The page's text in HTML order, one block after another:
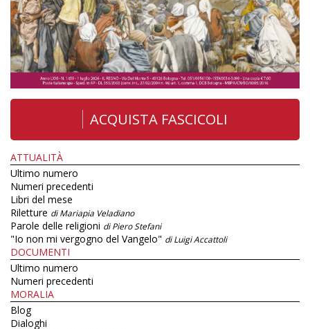
ACQUISTA FASCICOLI
ATTUALITÀ
Ultimo numero
Numeri precedenti
Libri del mese
Riletture di Mariapia Veladiano
Parole delle religioni di Piero Stefani
"Io non mi vergogno del Vangelo" di Luigi Accattoli
DOCUMENTI
Ultimo numero
Numeri precedenti
MORALIA
Blog
Dialoghi